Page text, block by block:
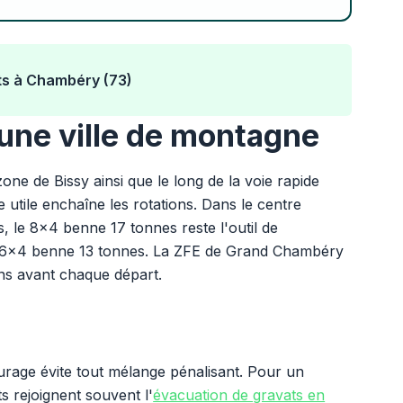
à Chambéry (73)
ville de montagne
de Bissy ainsi que le long de la voie rapide
enchaîne les rotations. Dans le centre
le 8x4 benne 17 tonnes reste l'outil de
benne 13 tonnes. La ZFE de Grand Chambéry
avant chaque départ.
évite tout mélange pénalisant. Pour un
rejoignent souvent l'évacuation de gravats en